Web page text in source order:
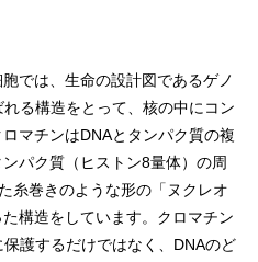
では、生命の設計図であるゲノ
る構造をとって、核の中にコン
マチンはDNAとタンパク質の複
パク質（ヒストン8量体）の周
糸巻きのような形の「ヌクレオ
構造をしています。クロマチン
護するだけではなく、DNAのど